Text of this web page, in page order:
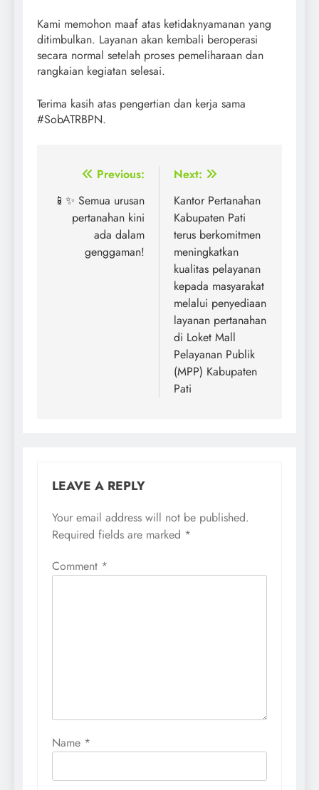
Kami memohon maaf atas ketidaknyamanan yang
ditimbulkan. Layanan akan kembali beroperasi
secara normal setelah proses pemeliharaan dan
rangkaian kegiatan selesai.
Terima kasih atas pengertian dan kerja sama
#SobATRBPN.
Post
navigation
Previous:
📱✨ Semua urusan
pertanahan kini
ada dalam
genggaman!
Next:
Kantor Pertanahan
Kabupaten Pati
terus berkomitmen
meningkatkan
kualitas pelayanan
kepada masyarakat
melalui penyediaan
layanan pertanahan
di Loket Mall
Pelayanan Publik
(MPP) Kabupaten
Pati
LEAVE A REPLY
Your email address will not be published.
Required fields are marked *
Comment *
Name *